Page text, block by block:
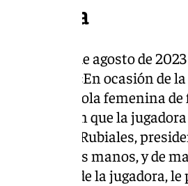
Fiscalía
al 20 de agosto de
del Sur. «En ocasión de
española femenina
momento en que la
Luis Rubiales,
con ambas manos, y de
de la jugadora,